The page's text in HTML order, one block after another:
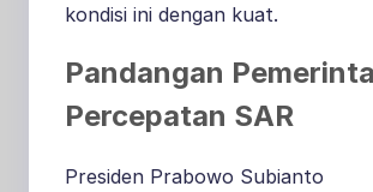
kondisi ini dengan kuat.
Pandangan
Percepatan SAR
Presiden Prabowo Subianto